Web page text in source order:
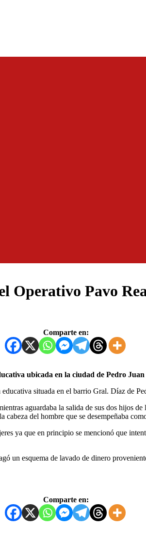
Operativo Pavo
Comparte en:
ubicada en la ciudad de Pedro
situada en el barrio Gral. Díaz de
aguardaba la salida de sus dos hijos
del hombre que se desempeñaba
ya que en principio se mencionó que
un esquema de lavado de dinero
Comparte en: